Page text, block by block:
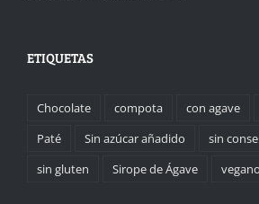
ETIQUETAS
Chocolate compota con agave
Paté
Sin azúcar añadido
sin
sin gluten
Sirope de Ágave vegano